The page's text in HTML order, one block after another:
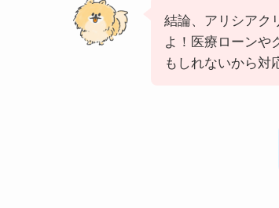
結論、アリシアク
よ！医療ローンや
もしれないから対